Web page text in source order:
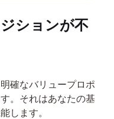
ションが不
確なバリュープロポ
。それはあなたの基
します。